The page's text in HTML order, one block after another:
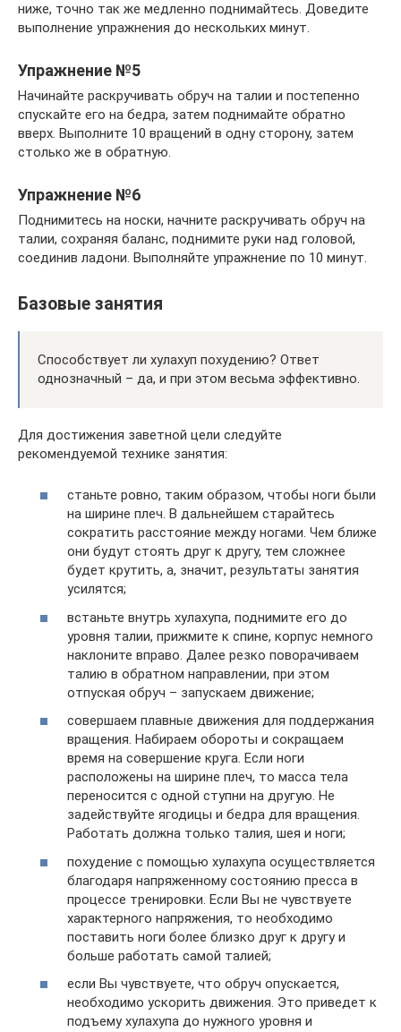
ниже, точно так же медленно поднимайтесь. Доведите
выполнение упражнения до нескольких минут.
Упражнение №5
Начинайте раскручивать обруч на талии и постепенно
спускайте его на бедра, затем поднимайте обратно
вверх. Выполните 10 вращений в одну сторону, затем
столько же в обратную.
Упражнение №6
Поднимитесь на носки, начните раскручивать обруч на
талии, сохраняя баланс, поднимите руки над головой,
соединив ладони. Выполняйте упражнение по 10 минут.
Базовые занятия
Способствует ли хулахуп похудению? Ответ
однозначный – да, и при этом весьма эффективно.
Для достижения заветной цели следуйте
рекомендуемой технике занятия:
станьте ровно, таким образом, чтобы ноги были
на ширине плеч. В дальнейшем старайтесь
сократить расстояние между ногами. Чем ближе
они будут стоять друг к другу, тем сложнее
будет крутить, а, значит, результаты занятия
усилятся;
встаньте внутрь хулахупа, поднимите его до
уровня талии, прижмите к спине, корпус немного
наклоните вправо. Далее резко поворачиваем
талию в обратном направлении, при этом
отпуская обруч – запускаем движение;
совершаем плавные движения для поддержания
вращения. Набираем обороты и сокращаем
время на совершение круга. Если ноги
расположены на ширине плеч, то масса тела
переносится с одной ступни на другую. Не
задействуйте ягодицы и бедра для вращения.
Работать должна только талия, шея и ноги;
похудение с помощью хулахупа осуществляется
благодаря напряженному состоянию пресса в
процессе тренировки. Если Вы не чувствуете
характерного напряжения, то необходимо
поставить ноги более близко друг к другу и
больше работать самой талией;
если Вы чувствуете, что обруч опускается,
необходимо ускорить движения. Это приведет к
подъему хулахупа до нужного уровня и